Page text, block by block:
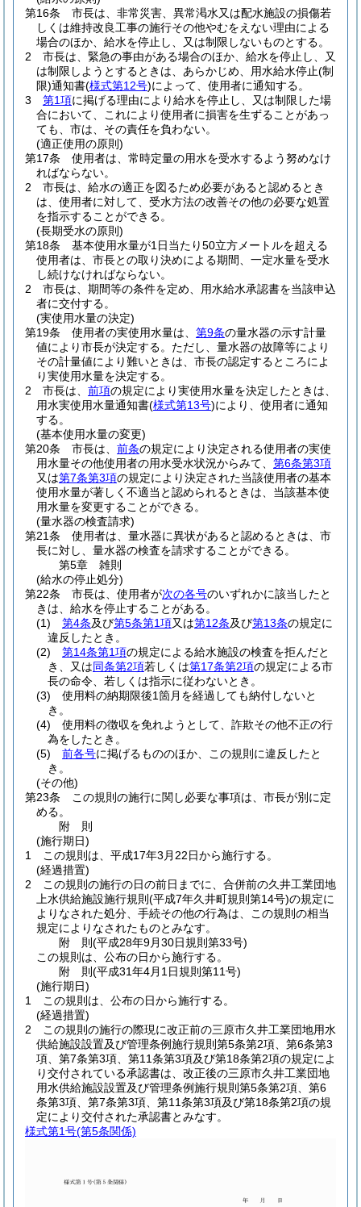
第16条
市長は、非常災害、異常渇水又は配水施設の損傷若
しくは維持改良工事の施行その他やむをえない理由による
場合のほか、給水を停止し、又は制限しないものとする。
2
市長は、緊急の事由がある場合のほか、給水を停止し、又
は制限しようとするときは、あらかじめ、用水給水停止(制
限)通知書(様式第12号)によって、使用者に通知する。
3
第1項に掲げる理由により給水を停止し、又は制限した場
合において、これにより使用者に損害を生ずることがあっ
ても、市は、その責任を負わない。
(適正使用の原則)
第17条
使用者は、常時定量の用水を受水するよう努めなけ
ればならない。
2
市長は、給水の適正を図るため必要があると認めるとき
は、使用者に対して、受水方法の改善その他の必要な処置
を指示することができる。
(長期受水の原則)
第18条
基本使用水量が1日当たり50立方メートルを超える
使用者は、市長との取り決めによる期間、一定水量を受水
し続けなければならない。
2
市長は、期間等の条件を定め、用水給水承認書を当該申込
者に交付する。
(実使用水量の決定)
第19条
使用者の実使用水量は、 第9条の量水器の示す計量
値により市長が決定する。 ただし、量水器の故障等により
その計量値により難いときは、市長の認定するところによ
り実使用水量を決定する。
2
市長は、 前項の規定により実使用水量を決定したときは、
用水実使用水量通知書(様式第13号)により、使用者に通知
する。
(基本使用水量の変更)
第20条
市長は、 前条の規定により決定される使用者の実使
用水量その他使用者の用水受水状況からみて、 第6条第3項
又は第7条第3項の規定により決定された当該使用者の基本
使用水量が著しく不適当と認められるときは、当該基本使
用水量を変更することができる。
(量水器の検査請求)
第21条
使用者は、量水器に異状があると認めるときは、市
長に対し、量水器の検査を請求することができる。
第5章
雑則
(給水の停止処分)
第22条
市長は、使用者が次の各号のいずれかに該当したと
きは、給水を停止することがある。
(1)
第4条及び第5条第1項又は第12条及び第13条の規定に
違反したとき。
(2)
第14条第1項の規定による給水施設の検査を拒んだと
き、又は同条第2項若しくは第17条第2項の規定による市
長の命令、若しくは指示に従わないとき。
(3)
使用料の納期限後1箇月を経過しても納付しないと
き。
(4)
使用料の徴収を免れようとして、詐欺その他不正の行
為をしたとき。
(5)
前各号に掲げるもののほか、この規則に違反したと
き。
(その他)
第23条
この規則の施行に関し必要な事項は、市長が別に定
める。
附 則
(施行期日)
1
この規則は、平成17年3月22日から施行する。
(経過措置)
2
この規則の施行の日の前日までに、合併前の久井工業団地
上水供給施設施行規則 (平成7年久井町規則第14号)の規定に
よりなされた処分、手続その他の行為は、この規則の相当
規定によりなされたものとみなす。
附 則(平成28年9月30日規則第33号)
この規則は、公布の日から施行する。
附 則(平成31年4月1日規則第11号)
(施行期日)
1
この規則は、公布の日から施行する。
(経過措置)
2
この規則の施行の際現に改正前の三原市久井工業団地用水
供給施設設置及び管理条例施行規則第5条第2項、第6条第3
項、第7条第3項、第11条第3項及び第18条第2項の規定によ
り交付されている承認書は、改正後の三原市久井工業団地
用水供給施設設置及び管理条例施行規則第5条第2項、第6
条第3項、第7条第3項、第11条第3項及び第18条第2項の規
定により交付された承認書とみなす。
様式第1号(第5条関係)